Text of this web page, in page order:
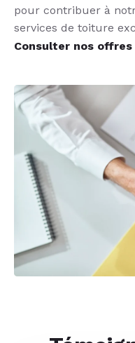
pour contribuer à
services de toiture
Consulter nos offres